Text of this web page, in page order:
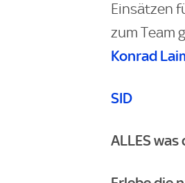
Einsätzen
zum Team
Konrad
SID
ALLES